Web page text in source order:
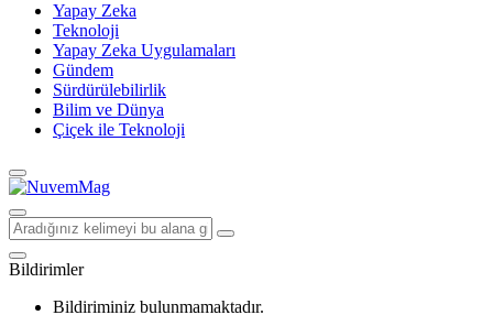
Yapay Zeka
Teknoloji
Yapay Zeka Uygulamaları
Gündem
Sürdürülebilirlik
Bilim ve Dünya
Çiçek ile Teknoloji
Bildirimler
Bildiriminiz bulunmamaktadır.